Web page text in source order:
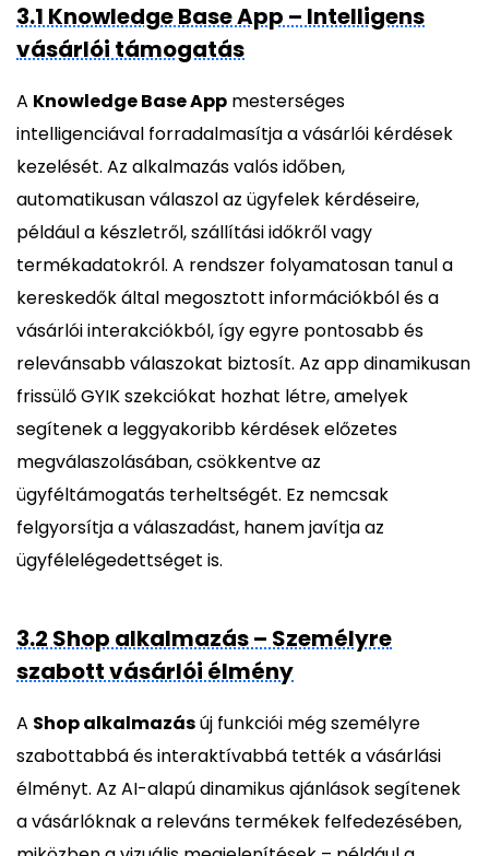
3.1 Knowledge Base App – Intelligens
vásárlói támogatás
A Knowledge Base App mesterséges
intelligenciával forradalmasítja a vásárlói kérdések
kezelését. Az alkalmazás valós időben,
automatikusan válaszol az ügyfelek kérdéseire,
például a készletről, szállítási időkről vagy
termékadatokról. A rendszer folyamatosan tanul a
kereskedők által megosztott információkból és a
vásárlói interakciókból, így egyre pontosabb és
relevánsabb válaszokat biztosít. Az app dinamikusan
frissülő GYIK szekciókat hozhat létre, amelyek
segítenek a leggyakoribb kérdések előzetes
megválaszolásában, csökkentve az
ügyféltámogatás terheltségét. Ez nemcsak
felgyorsítja a válaszadást, hanem javítja az
ügyfélelégedettséget is.
3.2 Shop alkalmazás – Személyre
szabott vásárlói élmény
A Shop alkalmazásúj funkciói még személyre
szabottabbá és interaktívabbá tették a vásárlási
élményt. Az AI-alapú dinamikus ajánlások segítenek
a vásárlóknak a releváns termékek felfedezésében,